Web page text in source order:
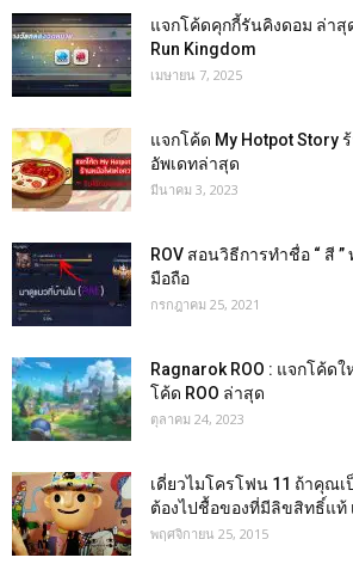
แจกโค้ดคุกกี้รันคิงดอม ล่าสุ
Run Kingdom
เมษายน 7, 2025
แจกโค้ด My Hotpot Story
อัพเดทล่าสุด
มีนาคม 3, 2023
ROV สอนวิธีการทำชื่อ “ สี
มือถือ
กรกฎาคม 25, 2021
Ragnarok ROO : แจกโค้ด
โค้ด ROO ล่าสุด
ตุลาคม 24, 2023
เดี่ยวไมโครโฟน 11 ถ้าคุณ
ต้องไปชื้อของที่มีลิขสิทธิ์แท้
พฤศจิกายน 25, 2015